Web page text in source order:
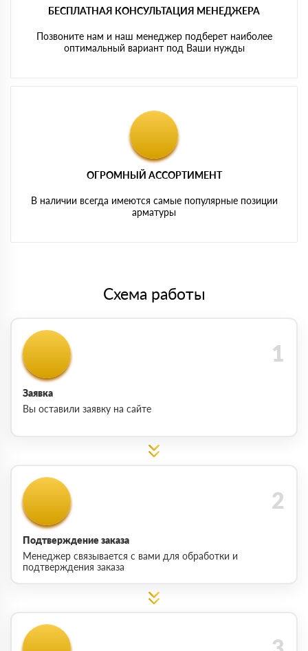
БЕСПЛАТНАЯ КОНСУЛЬТАЦИЯ МЕНЕДЖЕРА
Позвоните нам и наш менеджер подберет наиболее
оптимальный вариант под Ваши нужды
ОГРОМНЫЙ АССОРТИМЕНТ
В наличии всегда имеются самые популярные позиции
арматуры
Схема работы
Заявка
Вы оставили заявку на сайте
Подтверждение заказа
Менеджер связывается с вами для обработки и
подтверждения заказа